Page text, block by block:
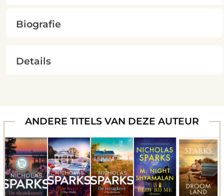
Biografie
Details
ANDERE TITELS VAN DEZE AUTEUR